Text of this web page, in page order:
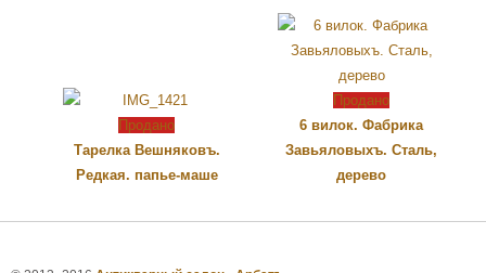
Продано
Тарелка Вешняковъ.
Редкая. папье-маше
Продано
6 вилок. Фабрика
Завьяловыхъ. Сталь,
дерево